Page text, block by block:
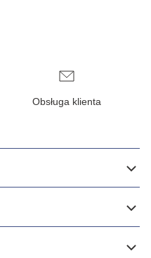
Obsługa klienta